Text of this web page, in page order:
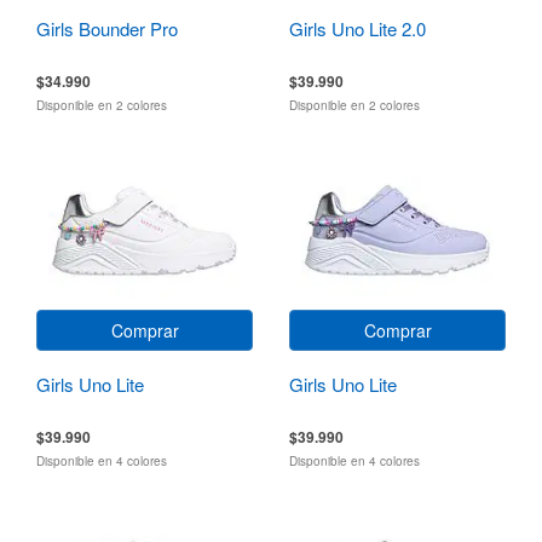
Girls Bounder Pro
$34.990
Disponible en 2 colores
Girls Uno Lite 2.0
$39.990
Disponible en 2 colores
Comprar
Girls Uno Lite
$39.990
Disponible en 4 colores
Comprar
Girls Uno Lite
$39.990
Disponible en 4 colores